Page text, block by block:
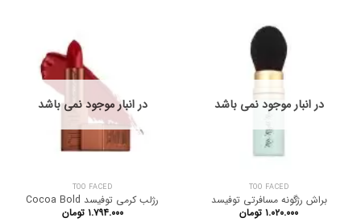
در انبار موجود نمی باشد
TOO FACED
براش رژگونه مسافرتی توفیسد
۱.۰۲۰.۰۰۰ تومان
در انبار موجود نمی باشد
TOO FACED
رژلب کرمی توفیسد Cocoa Bold
۱.۷۹۴.۰۰۰ تومان